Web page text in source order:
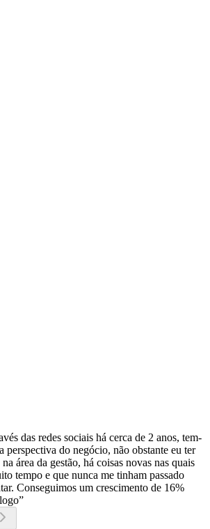
das redes sociais há cerca de 2 anos, tem-
perspectiva do negócio, não obstante eu ter
área da gestão, há coisas novas nas quais
tempo e que nunca me tinham passado
Conseguimos um crescimento de 16%